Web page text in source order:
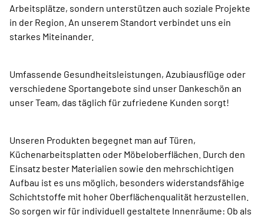
Arbeitsplätze, sondern unterstützen auch soziale Projekte
in der Region. An unserem Standort verbindet uns ein
starkes Miteinander.
Umfassende Gesundheitsleistungen, Azubiausflüge oder
verschiedene Sportangebote sind unser Dankeschön an
unser Team, das täglich für zufriedene Kunden sorgt!
Unseren Produkten begegnet man auf Türen,
Küchenarbeitsplatten oder Möbeloberflächen. Durch den
Einsatz bester Materialien sowie den mehrschichtigen
Aufbau ist es uns möglich, besonders widerstandsfähige
Schichtstoffe mit hoher Oberflächenqualität herzustellen.
So sorgen wir für individuell gestaltete Innenräume: Ob als